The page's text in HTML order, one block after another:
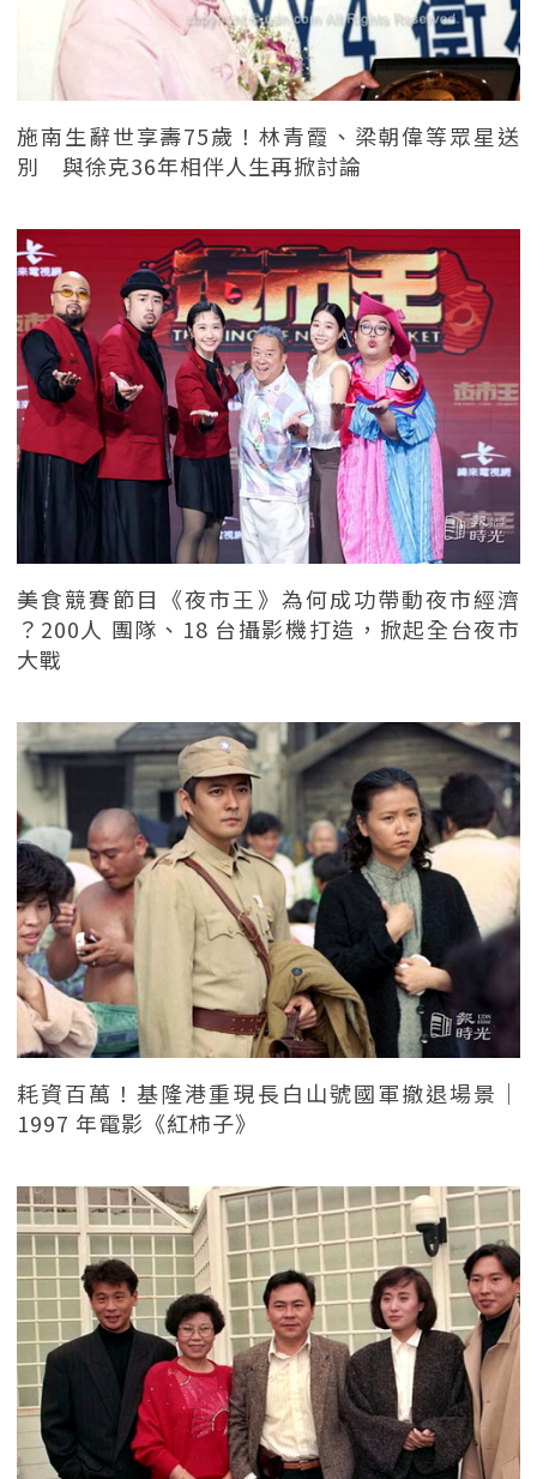
施南生辭世享壽75歲！林青霞、梁朝偉等眾星送
別 與徐克36年相伴人生再掀討論
美食競賽節目《夜市王》為何成功帶動夜市經濟
？200人 團隊、18 台攝影機打造，掀起全台夜市
大戰
耗資百萬！基隆港重現長白山號國軍撤退場景｜
1997 年電影《紅柿子》